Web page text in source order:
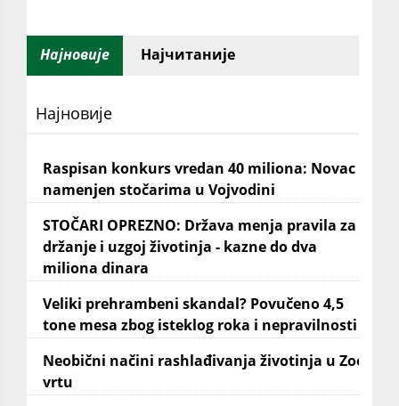
Најновије Најчитаније
Најновије
Raspisan konkurs vredan 40 miliona: Novac
namenjen stočarima u Vojvodini
STOČARI OPREZNO: Država menja pravila za
držanje i uzgoj životinja - kazne do dva
miliona dinara
Veliki prehrambeni skandal? Povučeno 4,5
tone mesa zbog isteklog roka i nepravilnosti
Neobični načini rashlađivanja životinja u Zoo
vrtu